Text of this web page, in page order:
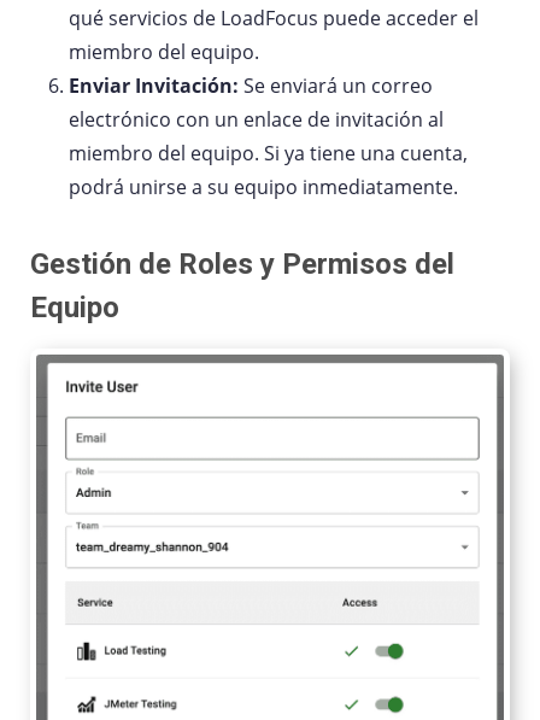
qué servicios de LoadFocus puede acceder el
miembro del equipo.
Enviar Invitación: Se enviará un correo
electrónico con un enlace de invitación al
miembro del equipo. Si ya tiene una cuenta,
podrá unirse a su equipo inmediatamente.
Gestión de Roles y Permisos del
Equipo